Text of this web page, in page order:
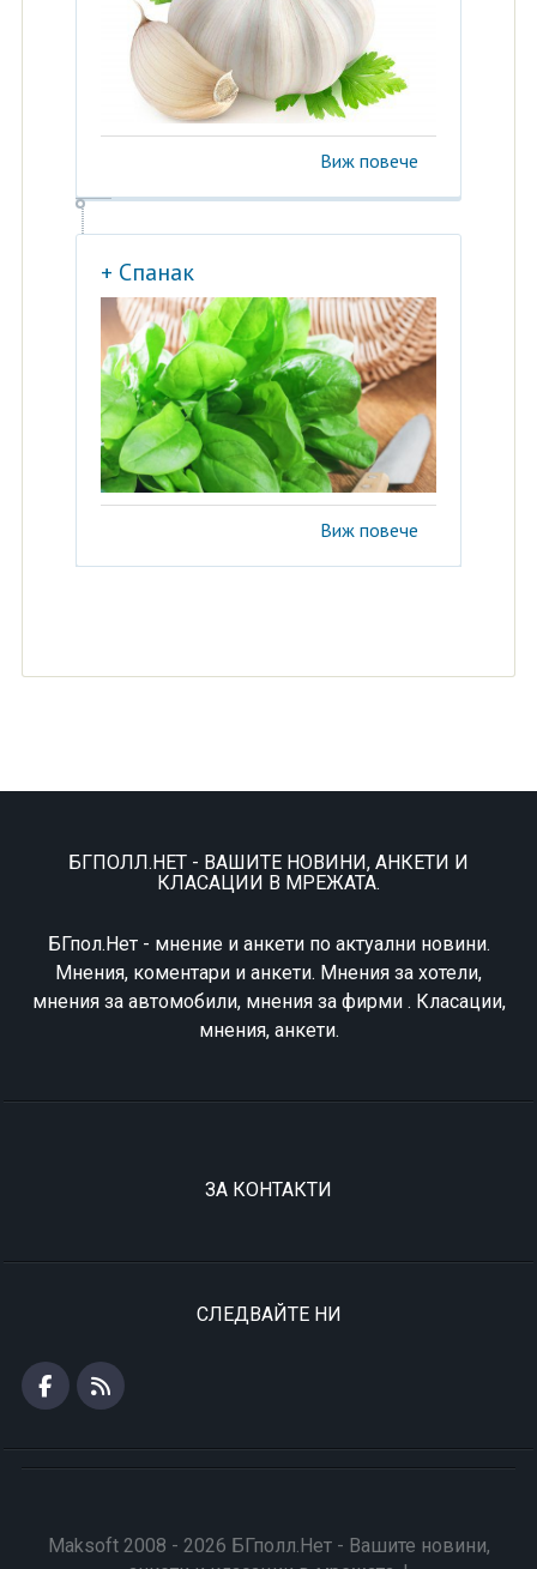
Виж повече
+ Спанак
Виж повече
БГПОЛЛ.НЕТ - ВАШИТЕ НОВИНИ, АНКЕТИ И
КЛАСАЦИИ В МРЕЖАТА.
БГпол.Нет - мнение и анкети по актуални новини.
Мнения, коментари и анкети. Мнения за хотели,
мнения за автомобили, мнения за фирми . Класации,
мнения, анкети.
ЗА КОНТАКТИ
СЛЕДВАЙТЕ НИ
Maksoft 2008 - 2026 БГполл.Нет - Вашите новини,